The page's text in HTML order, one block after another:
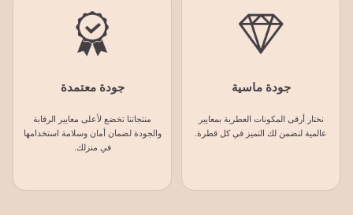
جودة ماسية
نختار أرقى المكونات العطرية بمعايير
عالمية لنضمن لك التميز في كل قطرة.
جودة معتمدة
منتجاتنا تخضع لأعلى معايير الرقابة
والجودة لضمان أمان وسلامة استخدامها
في منزلك.